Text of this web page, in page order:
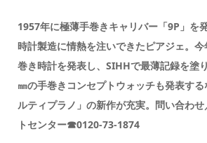
1957年に極薄手巻きキャリバー「9P」を
時計製造に情熱を注いできたピアジェ。
巻き時計を発表し、SIHHで最薄記録を塗
㎜の手巻きコンセプトウォッチも発表す
ルティプラノ」の新作が充実。問い合わ
トセンター☎0120-73-1874